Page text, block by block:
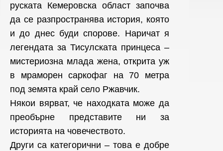
руската Кемеровска област започва
да се разпространява история, която
и до днес буди спорове. Наричат я
легендата за Тисулската принцеса –
мистериозна млада жена, открита уж
в мраморен саркофаг на 70 метра
под земята край село Ржавчик.
Някои вярват, че находката може да
преобърне представите ни за
историята на човечеството.
Други са категорични – това е добре